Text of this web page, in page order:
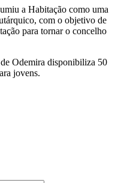
a Habitação como uma
com o objetivo de
para tornar o concelho
Odemira disponibiliza 50
jovens.